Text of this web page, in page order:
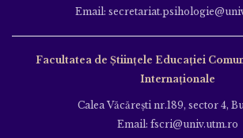
Email:
Facultatea de Ştiinţele Educației
Internaționale
Calea Văcăreşti nr.189, sector 4,
Email: fscri@univ.utm.ro